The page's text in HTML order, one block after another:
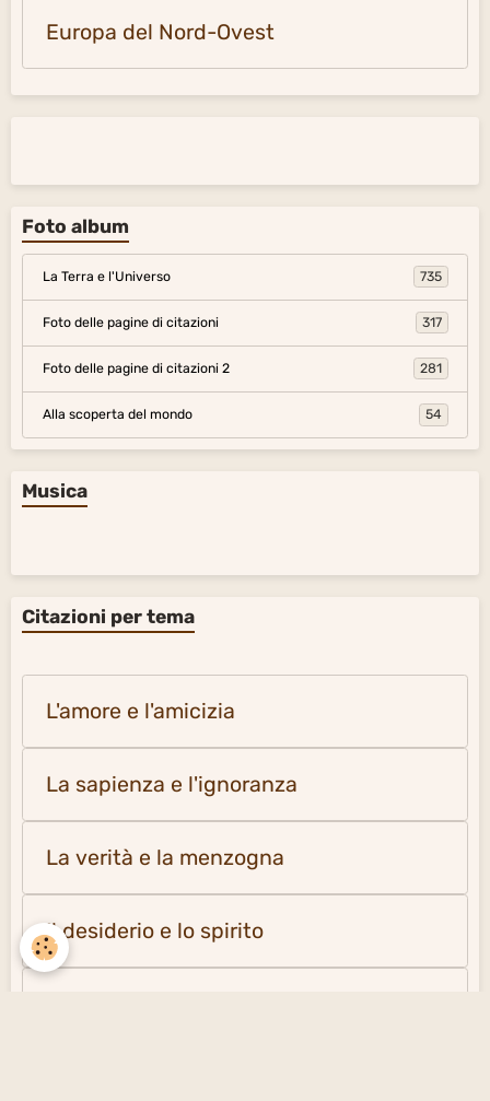
Europa del Nord-Ovest
Foto album
La Terra e l'Universo 735
Foto delle pagine di citazioni 317
Foto delle pagine di citazioni 2 281
Alla scoperta del mondo 54
Musica
Citazioni per tema
L'amore e l'amicizia
La sapienza e l'ignoranza
La verità e la menzogna
Il desiderio e lo spirito